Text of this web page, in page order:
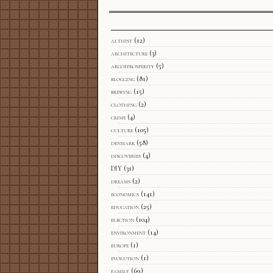
althist (12)
architecture (3)
arcofprosperity (5)
blogging (81)
brewing (15)
clothing (2)
crime (4)
culture (105)
denmark (58)
discoveries (4)
DIY (31)
dreams (2)
economics (141)
education (25)
election (104)
environment (14)
europe (1)
evolution (1)
family (69)